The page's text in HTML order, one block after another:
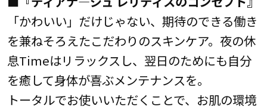
「かわいい」だけじゃない、期待のできる働き
を兼ねそろえたこだわりのスキンケア。夜の休
息Timeはリラックスし、翌日のためにも自分
を癒して身体が喜ぶメンテナンスを。
トータルでお使いいただくことで、お肌の環境